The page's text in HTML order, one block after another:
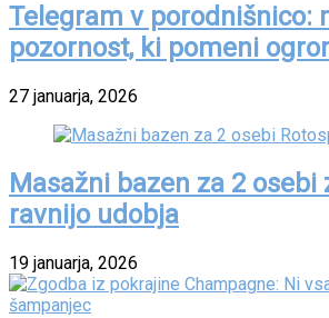
Telegram v porodnišnico:
pozornost, ki pomeni
27 januarja, 2026
Masažni bazen za 2 osebi
ravnijo udobja
19 januarja, 2026